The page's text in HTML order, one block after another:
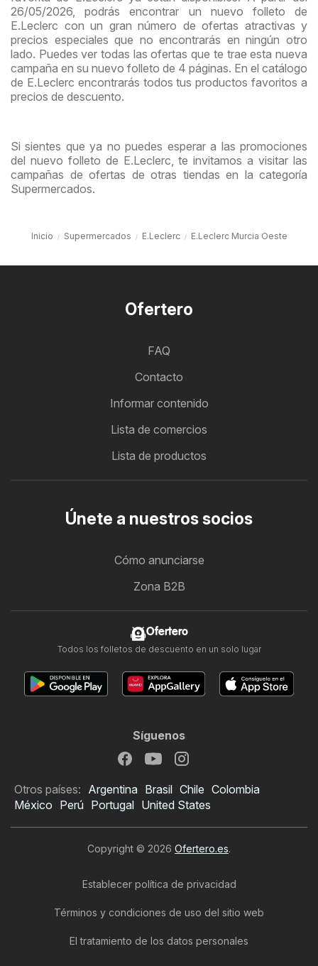
Folleto de E.Leclerc
26/05/2026, podrás encontrar un nuevo folleto de
E.Leclerc con un gran número de ofertas atractivas y
precios especiales que no encontrarás en ningún otro
lado. Puedes ver todas las ofertas que te trae esta nueva
campaña en su nuevo folleto de 4 páginas. En el catálogo
de E.Leclerc encontrarás todos tus productos favoritos a
precios de descuento.
Si sientes que ya no puedes esperar a las promociones
del nuevo folleto de E.Leclerc, te invitamos a visitar las
campañas de ofertas de otras tiendas en la categoría
Supermercados.
Inicio Supermercados E.Leclerc E.Leclerc Murcia Oeste
Ofertero
FAQ
Contacto
Informar contenido
Lista de comercios
Lista de productos
Únete a nuestros socios
Cómo anunciarse
Zona B2B
Ofertero
Todos los folletos de descuento en un solo lugar
Síguenos
Otros países: Argentina Brasil Chile Colombia
México Perú Portugal United States
Copyright © 2026 Ofertero.es.
Establecer política de privacidad
Términos y condiciones de uso del sitio web
El tratamiento de los datos personales